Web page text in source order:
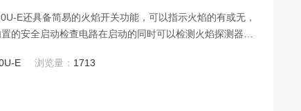
的安全启动检查电路在启动的同时可以检测火焰探测器是
E 浏览量： 1713